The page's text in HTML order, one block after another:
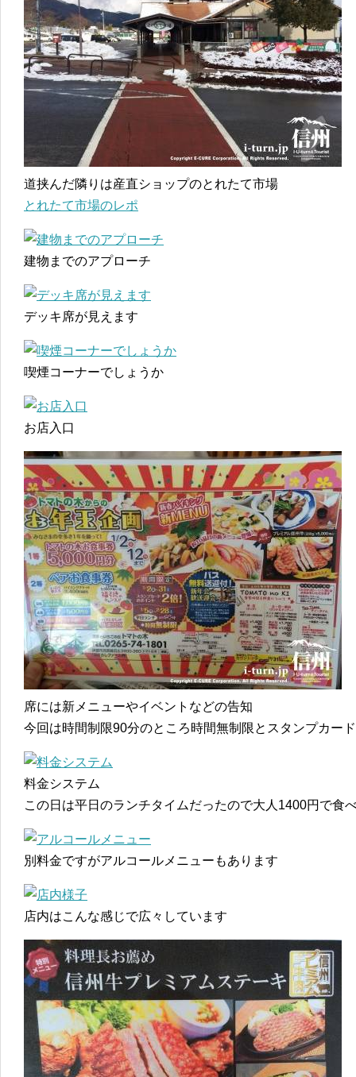
道挟んだ隣りは産直ショップのとれたて市場
とれたて市場のレポ
建物までのアプローチ
デッキ席が見えます
喫煙コーナーでしょうか
お店入口
席には新メニューやイベントなどの告知
今回は時間制限90分のところ時間無制限とスタンプカー
料金システム
この日は平日のランチタイムだったので大人1400円で食
別料金ですがアルコールメニューもあります
店内はこんな感じで広々しています